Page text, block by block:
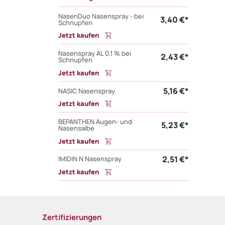
NasenDuo Nasenspray - bei
Schnupfen 3,40 €*
Jetzt kaufen
Nasenspray AL 0,1 % bei
Schnupfen 2,43 €*
Jetzt kaufen
NASIC Nasenspray
5,16 €*
Jetzt kaufen
BEPANTHEN Augen- und
Nasensalbe 5,23 €*
Jetzt kaufen
IMIDIN N Nasenspray
2,51 €*
Jetzt kaufen
Zertifizierungen